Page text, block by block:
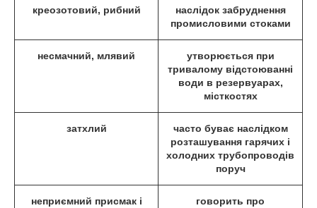
креозотовий, рибний
наслідок забруднення
промисловими стоками
несмачний, млявий
утворюється при
тривалому відстоюванні
води в резервуарах,
місткостях
затхлий
часто буває наслідком
розташування гарячих і
холодних трубопроводів
поруч
неприємний присмак і
говорить про